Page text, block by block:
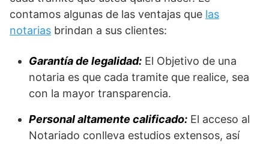
contamos algunas de las ventajas que las
notarias brindan a sus clientes:
Garantía de legalidad: El Objetivo de una
notaria es que cada tramite que realice, sea
con la mayor transparencia.
Personal altamente calificado: El acceso al
Notariado conlleva estudios extensos, así